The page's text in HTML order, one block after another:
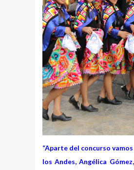
“Aparte del concurso
los Andes, Angélica